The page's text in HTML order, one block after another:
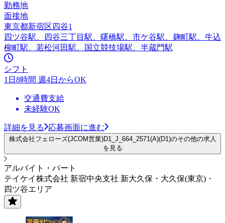
勤務地
面接地
東京都新宿区四谷1
四ツ谷駅、四谷三丁目駅、曙橋駅、市ケ谷駅、麹町駅、牛込
柳町駅、若松河田駅、国立競技場駅、半蔵門駅
シフト
1日8時間 週4日からOK
交通費支給
未経験OK
詳細を見る 応募画面に進む
株式会社フェローズ(JCOM営業)D1_J_664_2571(A)(D1)のその他の求人
を見る
アルバイト・パート
テイケイ株式会社 新宿中央支社 新大久保・大久保(東京)・
四ツ谷エリア